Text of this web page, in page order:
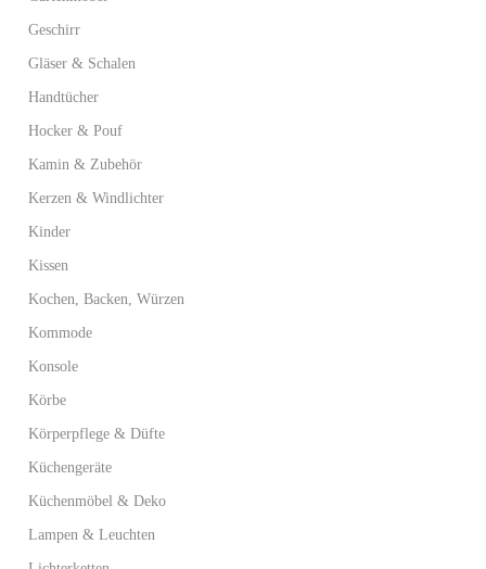
Geschirr
Gläser & Schalen
Handtücher
Hocker & Pouf
Kamin & Zubehör
Kerzen & Windlichter
Kinder
Kissen
Kochen, Backen, Würzen
Kommode
Konsole
Körbe
Körperpflege & Düfte
Küchengeräte
Küchenmöbel & Deko
Lampen & Leuchten